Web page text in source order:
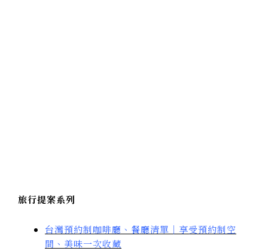
旅行提案系列
台灣預約制咖啡廳、餐廳清單｜享受預約制空
間、美味一次收藏